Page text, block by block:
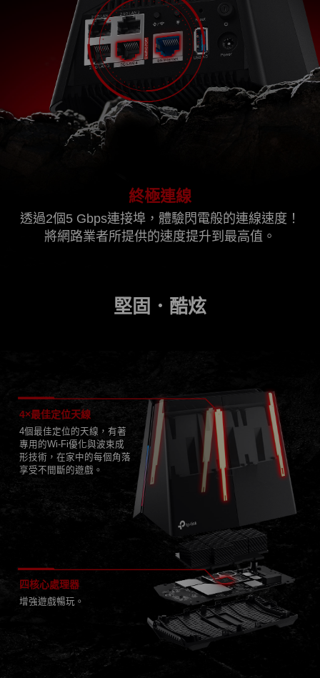
終極連線
透過2個5 Gbps連接埠，體驗閃電般的連線速度！
將網路業者所提供的速度提升到最高值。
堅固．酷炫
4×最佳定位天線
4個最佳定位的天線，有著
專用的Wi-Fi優化與波束成
形技術，在家中的每個角落
享受不間斷的遊戲。
四核心處理器
增強遊戲暢玩。